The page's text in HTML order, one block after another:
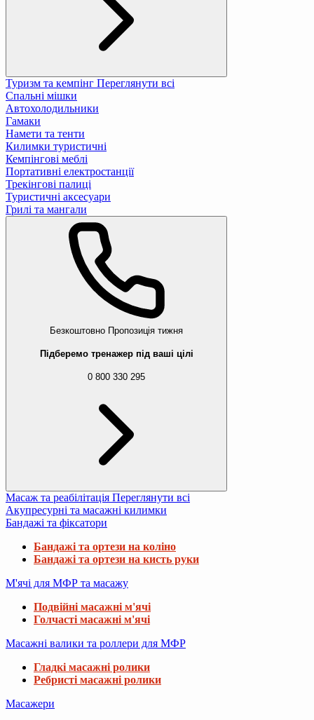
Туризм та кемпінг Переглянути всі
Спальні мішки
Автохолодильники
Гамаки
Намети та тенти
Килимки туристичні
Кемпінгові меблі
Портативні електростанції
Трекінгові палиці
Туристичні аксесуари
Грилі та мангали
Безкоштовно Пропозиція тижня
Підберемо тренажер під ваші цілі
0 800 330 295
Масаж та реабілітація Переглянути всі
Акупресурні та масажні килимки
Бандажі та фіксатори
Бандажі та ортези на коліно
Бандажі та ортези на кисть руки
М'ячі для МФР та масажу
Подвійні масажні м'ячі
Голчасті масажні м'ячі
Масажні валики та роллери для МФР
Гладкі масажні ролики
Ребристі масажні ролики
Масажери